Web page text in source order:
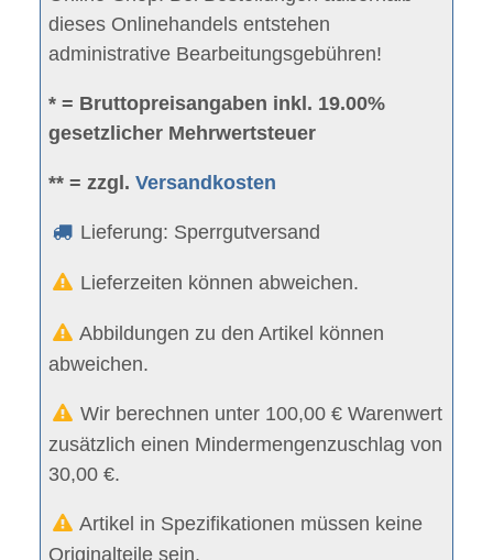
dieses Onlinehandels entstehen
administrative Bearbeitungsgebühren!
* = Bruttopreisangaben inkl. 19.00%
gesetzlicher Mehrwertsteuer
** = zzgl.Versandkosten
Lieferung: Sperrgutversand
Lieferzeiten können abweichen.
Abbildungen zu den Artikel können
abweichen.
Wir berechnen unter 100,00 € Warenwert
zusätzlich einen Mindermengenzuschlag von
30,00 €.
Artikel in Spezifikationen müssen keine
Originalteile sein.